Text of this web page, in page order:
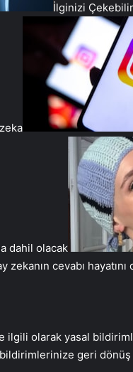
İlginizi Çekebilir
dahil olacak
zekanın cevabı
ilgili olarak yasal
geri dönüş